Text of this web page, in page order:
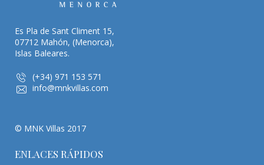
Es Pla de Sant Climent 15,
07712 Mahón, (Menorca),
Islas Baleares.
(+34) 971 153 571
info@mnkvillas.com
© MNK Villas 2017
ENLACES RÁPIDOS